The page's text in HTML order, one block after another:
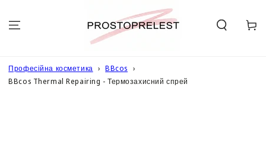
Кошик
Професійна косметика
BBcos
BBcos Thermal Repairing - Термозахисний спрей